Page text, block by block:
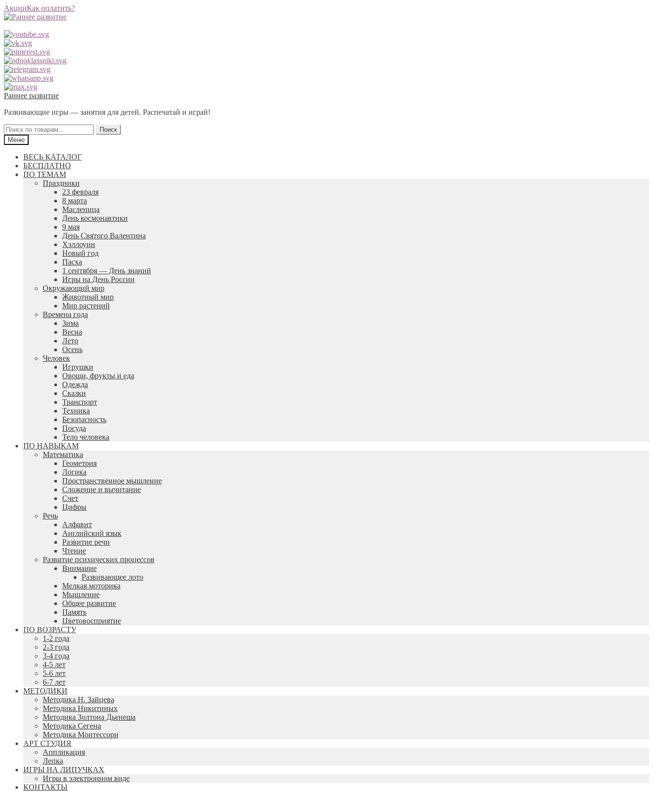
АкцииКак оплатить?
Перейти
навигации
Перейти
содержимому
Раннее развитие
Развивающие игры — занятия для детей. Распечатай и играй!
Искать:
Поиск
Меню
ВЕСЬ КАТАЛОГ
БЕСПЛАТНО
ПО ТЕМАМ
Праздники
23 февраля
8 марта
Масленица
День космонавтики
9 мая
День Святого Валентина
Хэллоуин
Новый год
Пасха
1 сентября — День знаний
Игры на День России
Окружающий мир
Животный мир
Мир растений
Времена года
Зима
Весна
Лето
Осень
Человек
Игрушки
Овощи, фрукты и еда
Одежда
Сказки
Транспорт
Техника
Безопасность
Посуда
Тело человека
ПО НАВЫКАМ
Математика
Геометрия
Логика
Пространственное мышление
Сложение и вычитание
Счет
Цифры
Речь
Алфавит
Английский язык
Развитие речи
Чтение
Развитие психических процессов
Внимание
Развивающее лото
Мелкая моторика
Мышление
Общее развитие
Память
Цветовосприятие
ПО ВОЗРАСТУ
1-2 года
2-3 года
3-4 года
4-5 лет
5-6 лет
6-7 лет
МЕТОДИКИ
Методика Н. Зайцева
Методика Никитиных
Методика Золтона Дьенеша
Методика Сегена
Методика Монтессори
АРТ СТУДИЯ
Аппликация
Лепка
ИГРЫ НА ЛИПУЧКАХ
Игры в электронном виде
КОНТАКТЫ